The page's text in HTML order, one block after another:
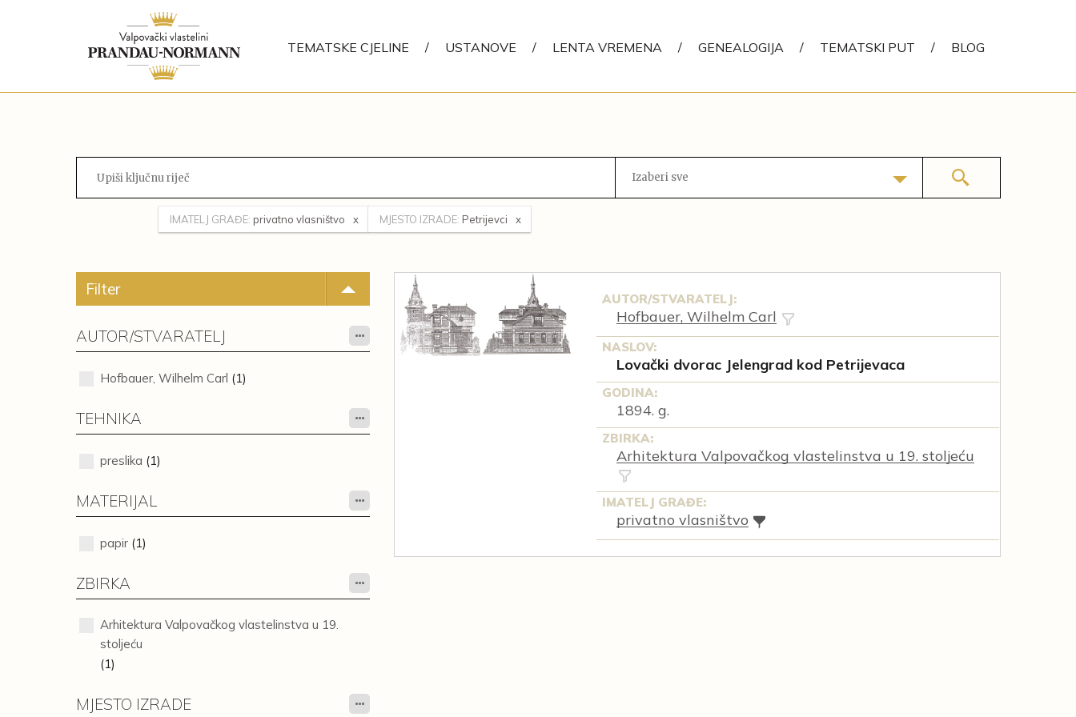
TEMATSKE CJELINE / USTANOVE / LENTA VREMENA / GENEALOGIJA / TEMATSKI PUT / BLOG
Izaberi sve
IMATELJ GRAĐE: privatno vlasništvo MJESTO IZRADE: Petrijevci
Filter
AUTOR/STVARATELJ
Hofbauer, Wilhelm Carl (1)
TEHNIKA
preslika (1)
MATERIJAL
papir(1)
ZBIRKA
Arhitektura Valpovačkog vlastelinstva u 19.
stoljeću
(1)
MJESTO IZRADE
AUTOR/STVARATELJ:
Hofbauer, Wilhelm Carl
NASLOV:
Lovački dvorac Jelengrad kod Petrijevaca
GODINA:
1894. g.
ZBIRKA:
Arhitektura Valpovačkog vlastelinstva u 19. stoljeću
IMATELJ GRAĐE:
privatno vlasništvo